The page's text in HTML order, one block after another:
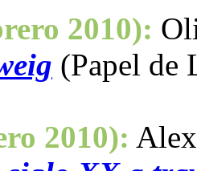
2010):
(Papel de
2010):